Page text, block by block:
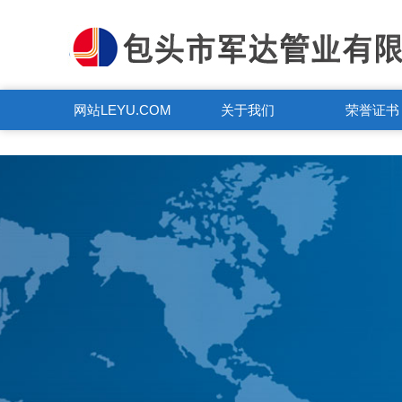
网站LEYU.COM 关于我们 荣誉证书